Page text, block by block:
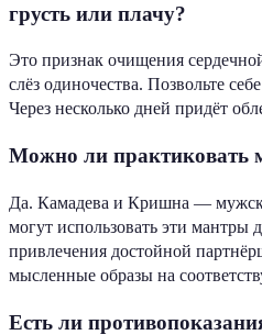
грусть или плачу?
Это признак очищения
слёз одиночества. Позвольте
Через несколько дней придёт
Можно ли практиковать
Да. Камадева и Кришна —
могут использовать эти мантры
привлечения достойной
мысленные образы на
Есть ли